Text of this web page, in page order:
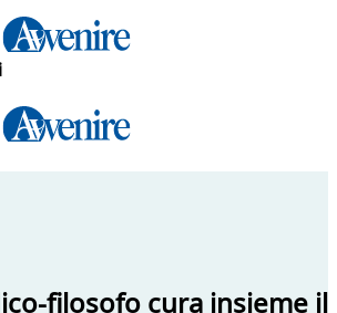
filosofo cura insieme il